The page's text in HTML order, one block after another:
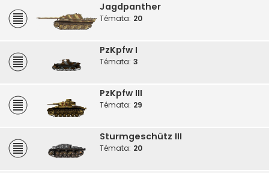
Jagdpanther
Témata: 20
PzKpfw I
Témata: 3
PzKpfw III
Témata: 29
Sturmgeschütz III
Témata: 20